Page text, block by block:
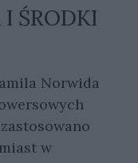
ŚRODKI
Norwida
w